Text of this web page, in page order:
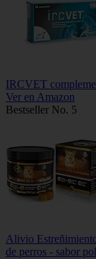
IRCVET
Ver en Amazon
Bestseller No. 5
Alivio
de perros - sabor